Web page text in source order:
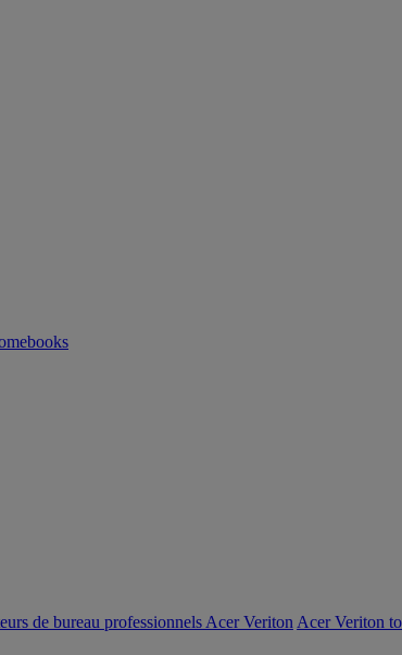
de bureau professionnels Acer Veriton Acer Veriton